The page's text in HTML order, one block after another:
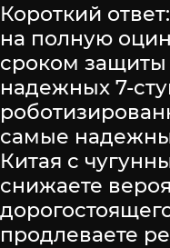
Короткий
на полную
сроком защиты
надежных 7-
самые
Китая с
снижаете
продлеваете